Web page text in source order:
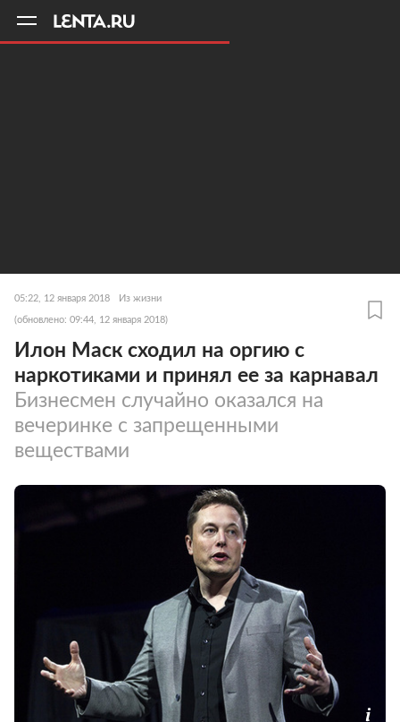
05:22, 12 января 2018 Из жизни
(обновлено: 09:44, 12 января 2018)
Илон Маск сходил на оргию с
наркотиками и принял ее за карнавал
Бизнесмен случайно оказался на
вечеринке с запрещенными
веществами